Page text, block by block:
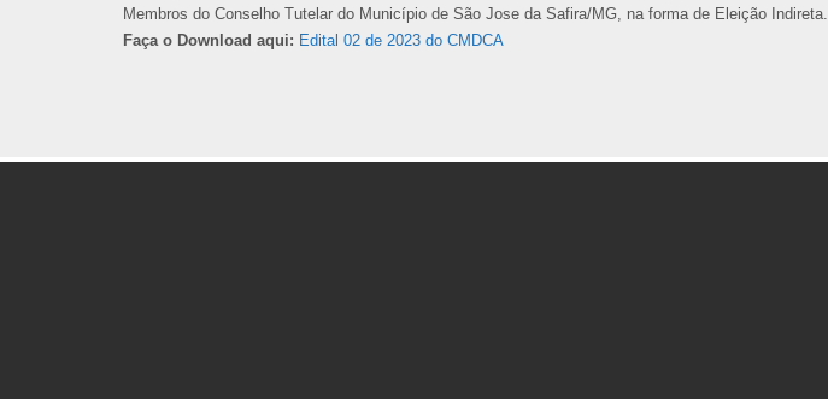
Membros do Conselho Tutelar do Município de São Jose da Safira/MG, na forma de Eleição Indireta.
Faça o Download aqui: Edital 02 de 2023 do CMDCA